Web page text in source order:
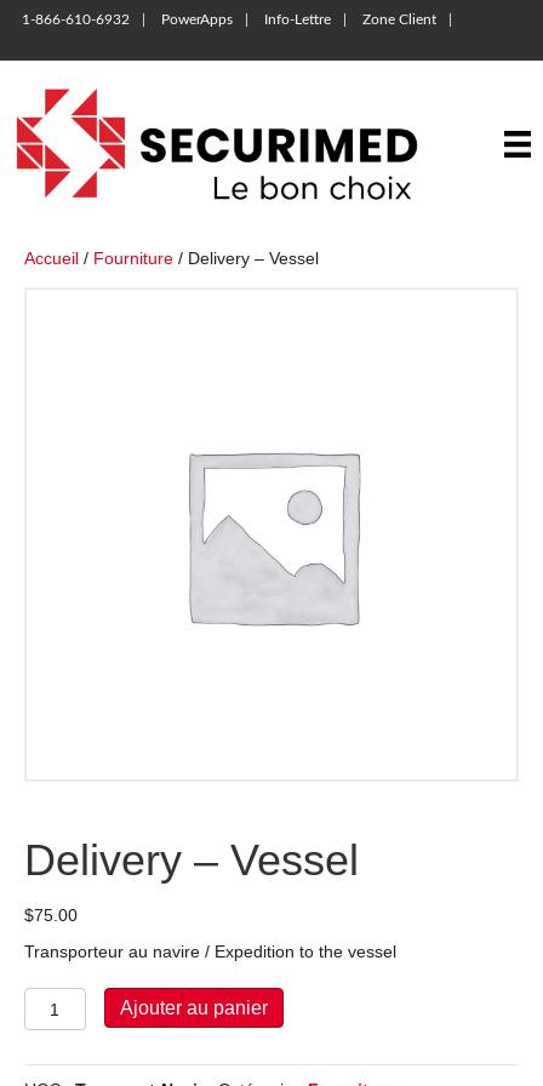
1-866-610-6932 PowerApps Info-Lettre Zone Client
Accueil / Fourniture / Delivery – Vessel
Delivery – Vessel
$75.00
Transporteur au navire / Expedition to the vessel
de
-
Ajouter au panier